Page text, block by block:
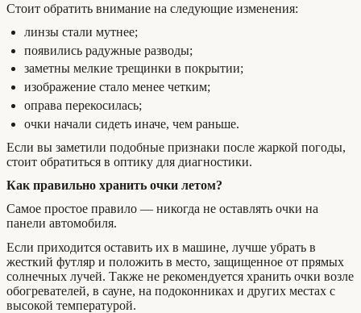
Стоит обратить внимание на следующие изменения:
линзы стали мутнее;
появились радужные разводы;
заметны мелкие трещинки в покрытии;
изображение стало менее четким;
оправа перекосилась;
очки начали сидеть иначе, чем раньше.
Если вы заметили подобные признаки после жаркой погоды,
стоит обратиться в оптику для диагностики.
Как правильно хранить очки летом?
Самое простое правило — никогда не оставлять очки на
панели автомобиля.
Если приходится оставить их в машине, лучше убрать в
жесткий футляр и положить в место, защищенное от прямых
солнечных лучей. Также не рекомендуется хранить очки возле
обогревателей, в сауне, на подоконниках и других местах с
высокой температурой.